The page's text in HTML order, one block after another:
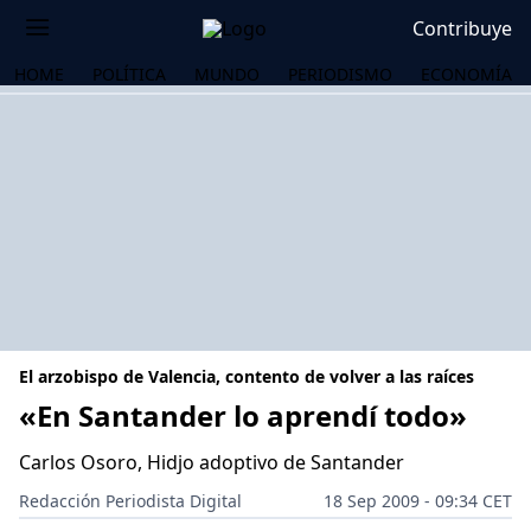
Contribuye
HOME POLÍTICA MUNDO PERIODISMO ECONOMÍA
El arzobispo de Valencia, contento de volver a las raíces
«En Santander lo aprendí todo»
Carlos Osoro, Hidjo adoptivo de Santander
Redacción Periodista Digital
18 Sep 2009 - 09:34 CET